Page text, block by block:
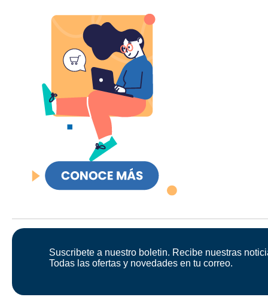
Suscribete a nuestro boletin. Recibe nuestras
Todas las ofertas y novedades en tu correo.